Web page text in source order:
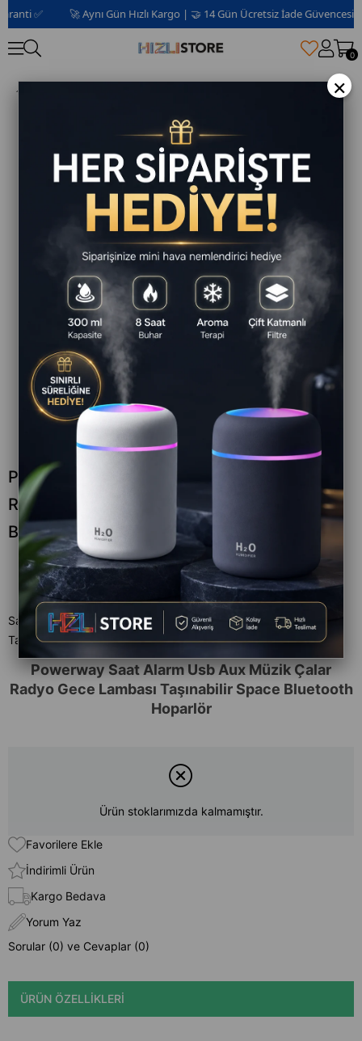
✅ 🚀 Aynı Gün Hızlı Kargo | 🤝 14 Gün Ücretsiz İade Güvencesi 📦
0
Powerway Saat Alarm USB Aux Müzik Çalar Radyo Gece Lambası Taşınabilir Space Bluetooth Hoparlör
Powerway Saat Alarm USB Aux Müzik Çalar
Radyo Gece Lambası Taşınabilir Space
Bluetooth Hoparlör
Satıcı
Powerway
Tahmini Teslim Süresi : Aynı Gün
Powerway Saat Alarm Usb Aux Müzik Çalar
Radyo Gece Lambası Taşınabilir Space Bluetooth
Hoparlör
Ürün stoklarımızda kalmamıştır.
Favorilere Ekle
İndirimli Ürün
Kargo Bedava
Yorum Yaz
Sorular (0) ve Cevaplar (0)
ÜRÜN ÖZELLIKLERI
×